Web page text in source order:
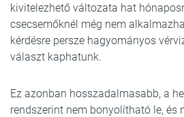
kivitelezhető változata hat
csecsemőknél még nem
kérdésre persze hagyományos
választ kaphatunk.
Ez azonban hosszadalmasabb, a
rendszerint nem bonyolítható le, és